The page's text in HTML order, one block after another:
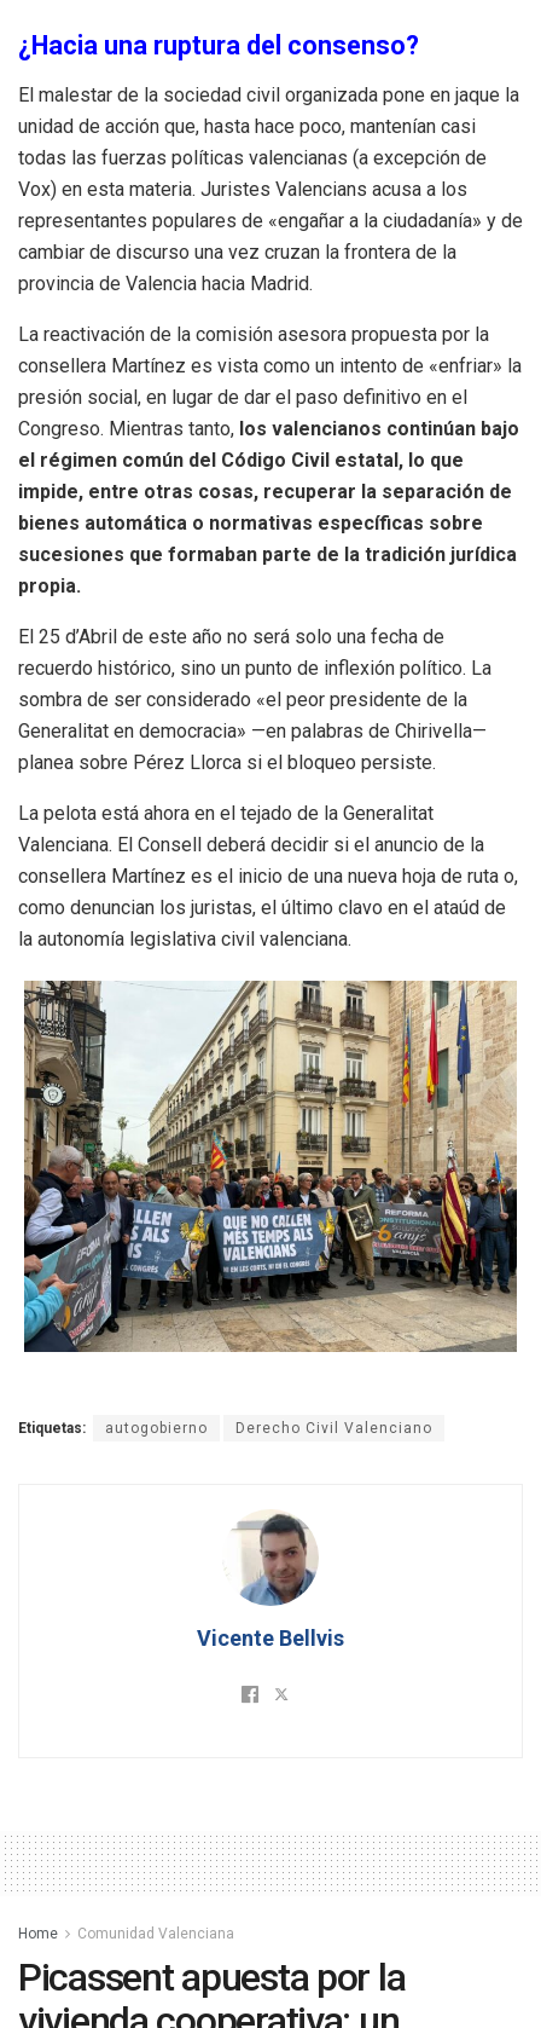
¿Hacia una ruptura del consenso?
El malestar de la sociedad civil organizada pone en jaque la
unidad de acción que, hasta hace poco, mantenían casi
todas las fuerzas políticas valencianas (a excepción de
Vox) en esta materia. Juristes Valencians acusa a los
representantes populares de «engañar a la ciudadanía» y de
cambiar de discurso una vez cruzan la frontera de la
provincia de Valencia hacia Madrid.
La reactivación de la comisión asesora propuesta por la
consellera Martínez es vista como un intento de «enfriar» la
presión social, en lugar de dar el paso definitivo en el
Congreso. Mientras tanto, los valencianos continúan bajo
el régimen común del Código Civil estatal, lo que
impide, entre otras cosas, recuperar la separación de
bienes automática o normativas específicas sobre
sucesiones que formaban parte de la tradición jurídica
propia.
El 25 d’Abril de este año no será solo una fecha de
recuerdo histórico, sino un punto de inflexión político. La
sombra de ser considerado «el peor presidente de la
Generalitat en democracia» —en palabras de Chirivella—
planea sobre Pérez Llorca si el bloqueo persiste.
La pelota está ahora en el tejado de la Generalitat
Valenciana. El Consell deberá decidir si el anuncio de la
consellera Martínez es el inicio de una nueva hoja de ruta o,
como denuncian los juristas, el último clavo en el ataúd de
la autonomía legislativa civil valenciana.
Etiquetas: autogobierno Derecho Civil Valenciano
Vicente Bellvis
Home Comunidad Valenciana
Picassent apuesta por la